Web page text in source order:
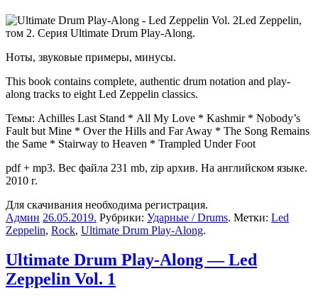
Led Zeppelin,
том 2. Серия Ultimate Drum Play-Along.
Ноты, звуковые примеры, минусы.
This book contains complete, authentic drum notation and play-
along tracks to eight Led Zeppelin classics.
Темы: Achilles Last Stand * All My Love * Kashmir * Nobody’s
Fault but Mine * Over the Hills and Far Away * The Song Remains
the Same * Stairway to Heaven * Trampled Under Foot
pdf + mp3. Вес файла 231 mb, zip архив. На английском языке.
2010 г.
Для скачивания необходима регистрация.
Админ 26.05.2019. Рубрики: Ударные / Drums. Метки: Led
Zeppelin, Rock, Ultimate Drum Play-Along.
Ultimate Drum Play-Along — Led
Zeppelin Vol. 1